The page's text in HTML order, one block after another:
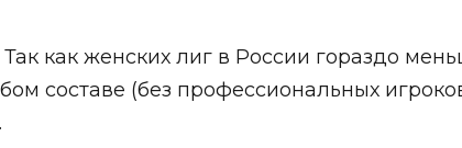
как женских лиг в России гораздо
составе (без профессиональных